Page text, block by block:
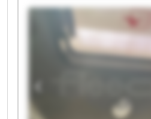
Butzer-EVR Butzer-EVR